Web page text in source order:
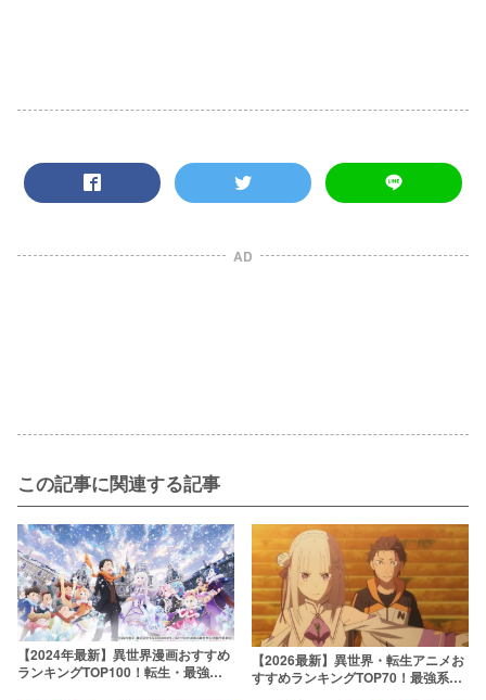
AD
この記事に関連する記事
【2024年最新】異世界漫画おすすめ
ランキングTOP100！転生・最強チ
【2026最新】異世界・転生アニメお
すすめランキングTOP70！最強系か